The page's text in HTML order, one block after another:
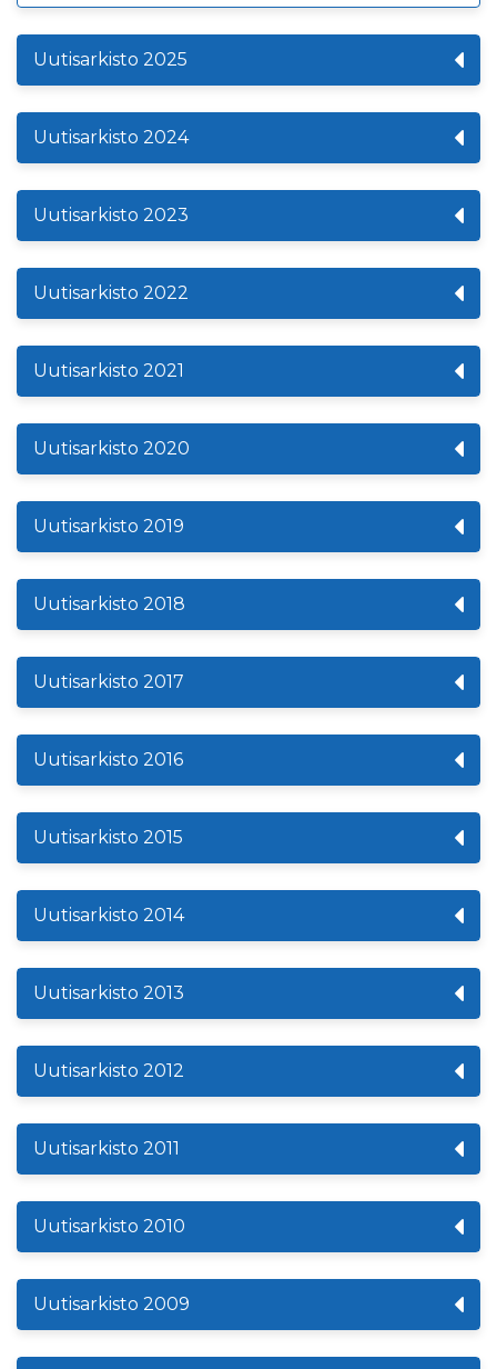
Uutisarkisto 2025
Uutisarkisto 2024
Uutisarkisto 2023
Uutisarkisto 2022
Uutisarkisto 2021
Uutisarkisto 2020
Uutisarkisto 2019
Uutisarkisto 2018
Uutisarkisto 2017
Uutisarkisto 2016
Uutisarkisto 2015
Uutisarkisto 2014
Uutisarkisto 2013
Uutisarkisto 2012
Uutisarkisto 2011
Uutisarkisto 2010
Uutisarkisto 2009